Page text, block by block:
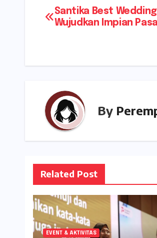
ts
A
s
a
h
a
l
e
Navigasi
Santika Best
Wujudkan Impian
By
Related Post
EVENT & AKTIVITAS